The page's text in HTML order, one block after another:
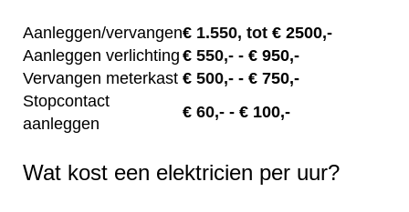
Aanleggen/vervangen€ 1.550, tot € 2500,-
Aanleggen verlichting € 550,- - € 950,-
Vervangen meterkast € 500,- - € 750,-
Stopcontact
aanleggen
€ 60,- - € 100,-
Wat kost een elektricien per uur?